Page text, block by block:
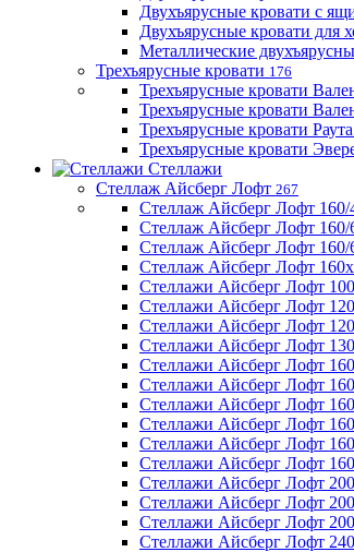
Двухъярусные кровати с
Двухъярусные кровати для
Металлические
Трехъярусные кровати 176
Трехъярусные кровати
Трехъярусные кровати
Трехъярусные кровати
Трехъярусные кровати
Стеллажи
Стеллаж Айсберг Лофт 267
Стеллаж Айсберг Лофт 160/
Стеллаж Айсберг Лофт 160/
Стеллаж Айсберг Лофт 160/
Стеллаж Айсберг Лофт
Стеллажи Айсберг Лофт
Стеллажи Айсберг Лофт
Стеллажи Айсберг Лофт
Стеллажи Айсберг Лофт
Стеллажи Айсберг Лофт
Стеллажи Айсберг Лофт
Стеллажи Айсберг Лофт
Стеллажи Айсберг Лофт
Стеллажи Айсберг Лофт
Стеллажи Айсберг Лофт
Стеллажи Айсберг Лофт
Стеллажи Айсберг Лофт
Стеллажи Айсберг Лофт
Стеллажи Айсберг Лофт